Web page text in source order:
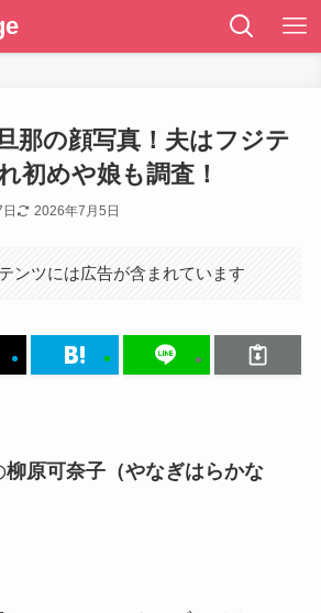
那の顔写真！夫はフジテ
初めや娘も調査！
2026年7月5日
ンツには広告が含まれています
柳原可奈子（やなぎはらかな